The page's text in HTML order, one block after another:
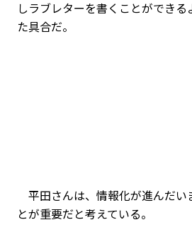
しラブレターを書くことができ
た具合だ。
平田さんは、情報化が進んだい
とが重要だと考えている。